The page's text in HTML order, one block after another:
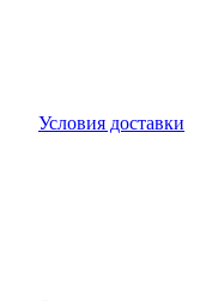
Условия доставки